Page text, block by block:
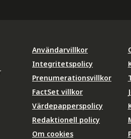
Användarvillkor
Integritetspolicy
Prenumerationsvillkor
FactSet villkor
Värdepapperspolicy
Redaktionell policy
Om cookies